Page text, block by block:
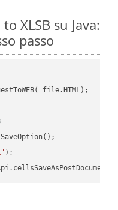
XLSB su Java:
passo
file.HTML);
SaveOption();
);